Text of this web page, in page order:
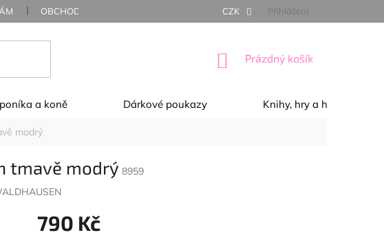
OBCHODNÍ PODMÍNKY OCHRANA OSOBNÍCH ÚDAJŮ
CZK Přihlášení
NÁKUPNÍ
Prázdný košík
a koně Dárkové poukazy Knihy, hry a hračky
modrý
tmavě modrý 8959
790 Kč